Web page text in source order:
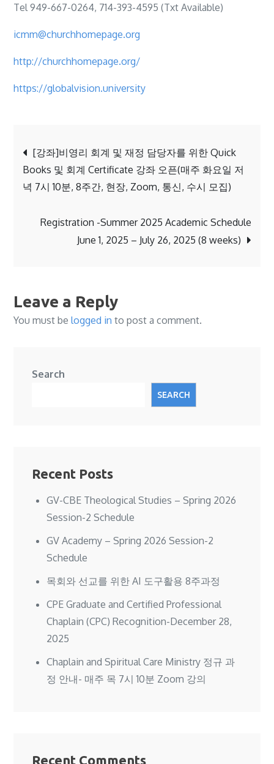
Tel 949-667-0264, 714-393-4595 (Txt Available)
icmm@churchhomepage.org
http://churchhomepage.org/
https://globalvision.university
Post
navigation
[강좌]비영리 회계 및 재정 담당자를 위한 Quick
Books 및 회계 Certificate 강좌 오픈(매주 화요일 저
녁 7시 10분, 8주간, 현장, Zoom, 통신, 수시 모집)
Registration -Summer 2025 Academic Schedule
June 1, 2025 – July 26, 2025 (8 weeks)
Leave a Reply
You must belogged in to post a comment.
Search
SEARCH
Recent Posts
GV-CBE Theological Studies – Spring 2026
Session-2 Schedule
GV Academy – Spring 2026 Session-2
Schedule
목회와 선교를 위한 AI 도구활용 8주과정
CPE Graduate and Certified Professional
Chaplain (CPC) Recognition-December 28,
2025
Chaplain and Spiritual Care Ministry 정규 과
정 안내- 매주 목 7시 10분 Zoom 강의
Recent Comments